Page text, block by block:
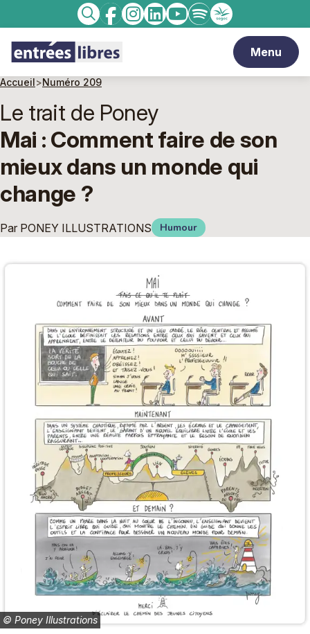
Menu
Recherche
Facebook
Instagram
linkedinYoutube
SpotifyEnseignement
catholique
Accueil>Numéro 209
Le trait de Poney
Mai : Comment faire de son
mieux dans un monde qui
change ?
Par PONEY ILLUSTRATIONS Humour
© Poney Illustrations